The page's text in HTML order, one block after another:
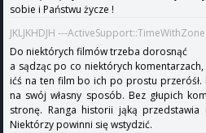
sobie i Państwu życze !
JKLJKHDJH ---
Do niektórych filmów trzeba dorosnąć
a sądząc po co niektórych
ićś na ten film bo ich po prostu
na swój własny sposób. Bez głupich
stronę. Ranga historii jąką
Niektórzy powinni się wstydzić.